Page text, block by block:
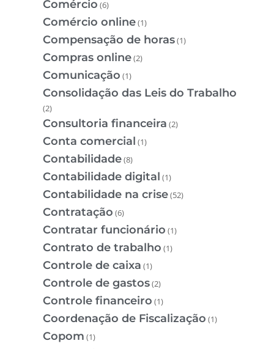
Comércio (6)
Comércio online(1)
Compensação de horas(1)
Compras online(2)
Comunicação (1)
Consolidação das Leis do Trabalho
(2)
Consultoria financeira (2)
Conta comercial (1)
Contabilidade(8)
Contabilidade digital (1)
Contabilidade na crise(52)
Contratação (6)
Contratar funcionário (1)
Contrato de trabalho (1)
Controle de caixa (1)
Controle de gastos(2)
Controle financeiro (1)
Coordenação de Fiscalização (1)
Copom (1)